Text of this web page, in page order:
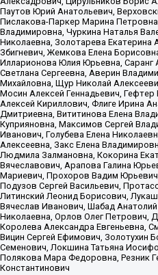
Паутов Юрий Анатольевич,
Пислакова-Паркер Марина
Владимировна, Чуркина Наталья
Николаевна, Золотарева Екатерина
Збигневич, Жемкова Елена
Илларионова Юлия Юрьевна, Саранг
Светлана Сергеевна, Аверин
Михайловна, Щур Николай
Мосин Алексей Геннадьевич,
Алексей Кириллович, Флиге Ирина
Дмитриевна, Вититинова Елена
Куприяновна, Максимов Сергей
Иванович, Голубева Елена
Алексеевна, Закс Елена
Людмила Залмановна, Кокорина
Вячеславович, Арапова Галина
Мариевич, Прохоров Вадим
Подузов Сергей Васильевич,
Литинский Леонид Борисович,
Вячеслав Иванович, Шабад
Николаевна, Орлов Олег Петрович,
Королева Александра Евгеньевна,
Вицин Сергей Ефимович, Золотухин
Семенович, Локшина Татьяна
Полякова Мара Федоровна, Резник
Константинович